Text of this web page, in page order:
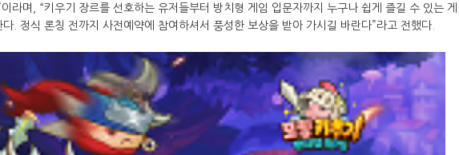
이라며, “키우기 장르를 선호하는 유저들부터 방치형 게임 입문자까지 누구나 쉽게 즐길 수 있는 게
다. 정식 론칭 전까지 사전예약에 참여하셔서 풍성한 보상을 받아 가시길 바란다”라고 전했다.​